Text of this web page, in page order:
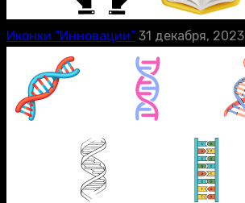
Иконки “Инновации” 31 декабря, 2023